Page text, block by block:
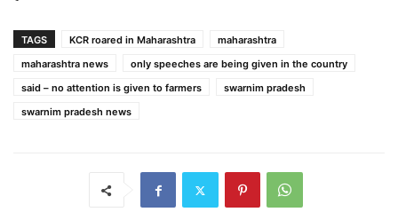
TAGS KCR roared in Maharashtra
maharashtra
maharashtra news
only speeches are being given in the country
said – no attention is given to farmers
swarnim pradesh
swarnim pradesh news